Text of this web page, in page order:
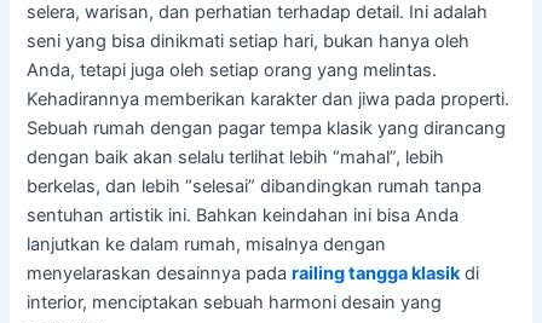
selera, warisan, dan perhatian terhadap detail. Ini adalah
seni yang bisa dinikmati setiap hari, bukan hanya oleh
Anda, tetapi juga oleh setiap orang yang melintas.
Kehadirannya memberikan karakter dan jiwa pada properti.
Sebuah rumah dengan pagar tempa klasik yang dirancang
dengan baik akan selalu terlihat lebih “mahal”, lebih
berkelas, dan lebih “selesai” dibandingkan rumah tanpa
sentuhan artistik ini. Bahkan keindahan ini bisa Anda
lanjutkan ke dalam rumah, misalnya dengan
menyelaraskan desainnya padarailing tangga klasikdi
interior, menciptakan sebuah harmoni desain yang